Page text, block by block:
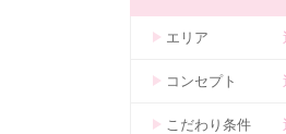
エリア
コンセプト
こだわり条件